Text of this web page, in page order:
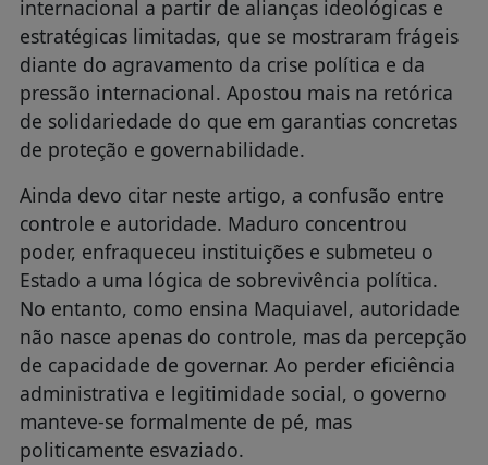
internacional a partir de alianças ideológicas e
estratégicas limitadas, que se mostraram frágeis
diante do agravamento da crise política e da
pressão internacional. Apostou mais na retórica
de solidariedade do que em garantias concretas
de proteção e governabilidade.
Ainda devo citar neste artigo, a confusão entre
controle e autoridade. Maduro concentrou
poder, enfraqueceu instituições e submeteu o
Estado a uma lógica de sobrevivência política.
No entanto, como ensina Maquiavel, autoridade
não nasce apenas do controle, mas da percepção
de capacidade de governar. Ao perder eficiência
administrativa e legitimidade social, o governo
manteve-se formalmente de pé, mas
politicamente esvaziado.